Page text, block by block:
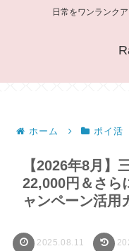
日常をワンランク
ホーム ポイ活
【2026年8月】
22,000円＆さら
ャンペーン活用
2025.08.11